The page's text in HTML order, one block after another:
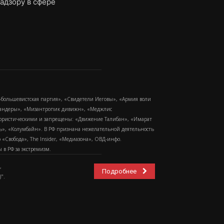
партия», «Свидетели Иеговы», «Армия воли
«Мизантропик дивижн», «Меджлис
и запрещены: «Движение Талибан», «Имарат
«Колумбайн». В РФ признана нежелательной деятельность
The Insider, «Медиазона», ОВД-инфо.
РФ за экстремизм.
Подробнее